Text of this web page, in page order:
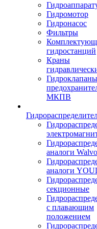
Гидромотор
Гидронасос
Фильтры
гидростанций
Краны
Гидроклапаны
МКПВ
аналоги
аналоги
секционные
с плавающим
положением